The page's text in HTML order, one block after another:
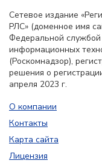
Сетевое издание
РЛС» (доменное имя
Федеральной
информационных
(Роскомнадзор),
решения о
апреля 2023 г.
О компании
Контакты
Карта сайта
Лицензия